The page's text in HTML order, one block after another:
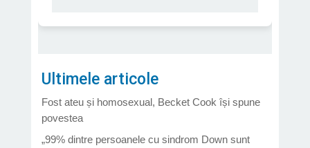
Ultimele articole
Fost ateu și homosexual, Becket Cook își spune
povestea
„99% dintre persoanele cu sindrom Down sunt